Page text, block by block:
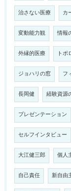
治さない医療 カ
変動能力観 情報
外縁的医療 トポ
ジョハリの窓 フ
長岡健 経験資源
プレゼンテーション
セルフインタビュー
大江健三郎 個人
自己責任 新自由